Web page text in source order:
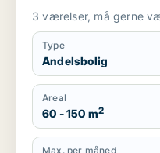
3 værelser, må gerne
Type
Andelsbolig
Areal
60 - 150 m2
Max. per måned